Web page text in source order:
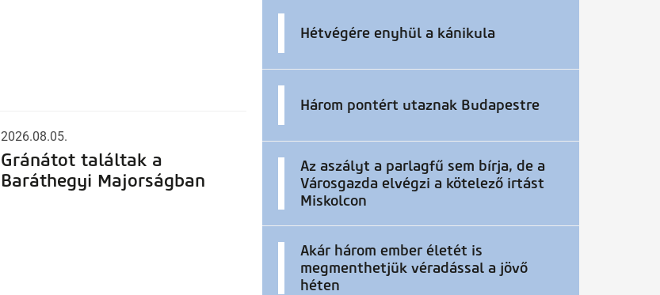
2026.08.05.
Gránátot találtak a
Baráthegyi Majorságban
Hétvégére enyhül a kánikula
Három pontért utaznak Budapestre
Az aszályt a parlagfű sem bírja, de a
Városgazda elvégzi a kötelező irtást
Miskolcon
Akár három ember életét is
megmenthetjük véradással a jövő
héten